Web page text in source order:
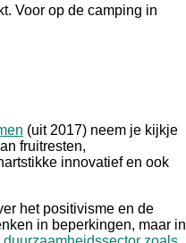
Voor op de camping in
(uit 2017) neem je kijkje
fruitresten,
innovatief en ook
het positivisme en de
in beperkingen, maar in